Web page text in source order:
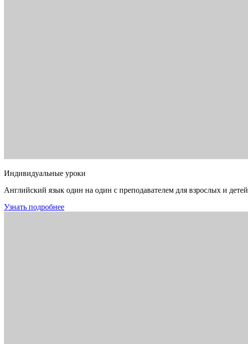
Индивидуальные уроки
Английский язык один на один с преподавателем для взрослых и детей
Узнать подробнее